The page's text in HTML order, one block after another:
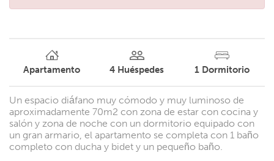
Apartamento 4 Huéspedes 1 Dormitorio
Un espacio diáfano muy cómodo y muy luminoso de
aproximadamente 70m2 con zona de estar con cocina y
salón y zona de noche con un dormitorio equipado con
un gran armario, el apartamento se completa con 1 baño
completo con ducha y bidet y un pequeño baño.